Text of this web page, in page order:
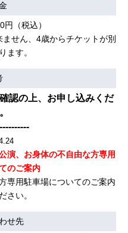
（税込）
せん、4歳からチケットが別
ます。
認の上、お申し込みくだ
演、お⾝体の不⾃由な⽅専⽤
のご案内
専⽤駐⾞場についてのご案内
さい。
せ先